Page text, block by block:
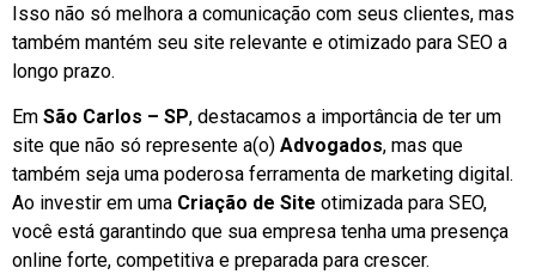
Isso não só melhora a comunicação com seus clientes, mas
também mantém seu site relevante e otimizado para SEO a
longo prazo.
Em São Carlos – SP, destacamos a importância de ter um
site que não só represente a(o) Advogados, mas que
também seja uma poderosa ferramenta de marketing digital.
Ao investir em uma Criação de Site otimizada para SEO,
você está garantindo que sua empresa tenha uma presença
online forte, competitiva e preparada para crescer.